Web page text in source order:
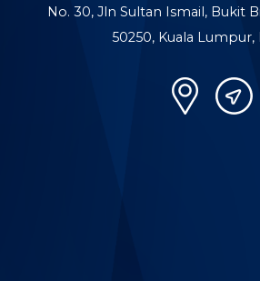
No. 30, Jln Sultan Ismail, Bukit
50250, Kuala Lumpur,